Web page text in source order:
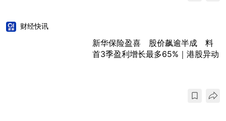
财经快讯
新华保险盈喜 股价飙逾半成 料
首3季盈利增长最多65%｜港股异动